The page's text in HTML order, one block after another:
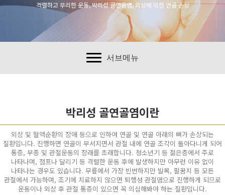
격렬하고 무리한 운동, 박리성 골연골염, 외상에 의한 연골 손상
서브메뉴
박리성 골연골염이란
외상 및 혈액순환의 장애 등으로 인하여 연골 및 연골 아래의 뼈가 손상되는
질환입니다. 진행하면 연골이 부서지면서 관절 내에 연골 조각이 돌아다니게 되어
통증, 부종 및 관절운동의 장래를 초래합니다. 청소년기 등 젊은층에서 주로
나타나며, 점프나 달리기 등 격렬한 운동 후에 발생하지만 아무런 이유 없이
나타나는 경우도 있습니다. 무릎에서 가장 빈번하지만 발목, 팔꿈치 등 모든
관절에서 가능하며, 조기에 치료하지 않으면 퇴행성 관절염으로 진행하게 되므로
운동이나 외상 후 관절 통증이 있으면 꼭 의심해봐야 하는 질환입니다.